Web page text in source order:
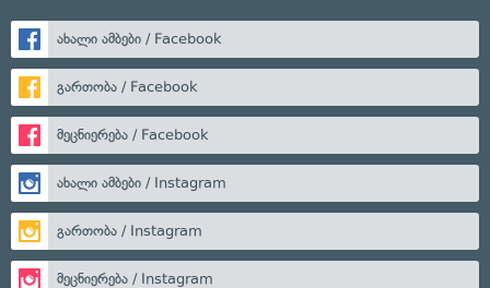
ახალი ამბები / Facebook
გართობა / Facebook
მეცნიერება / Facebook
ახალი ამბები / Instagram
გართობა / Instagram
მეცნიერება / Instagram